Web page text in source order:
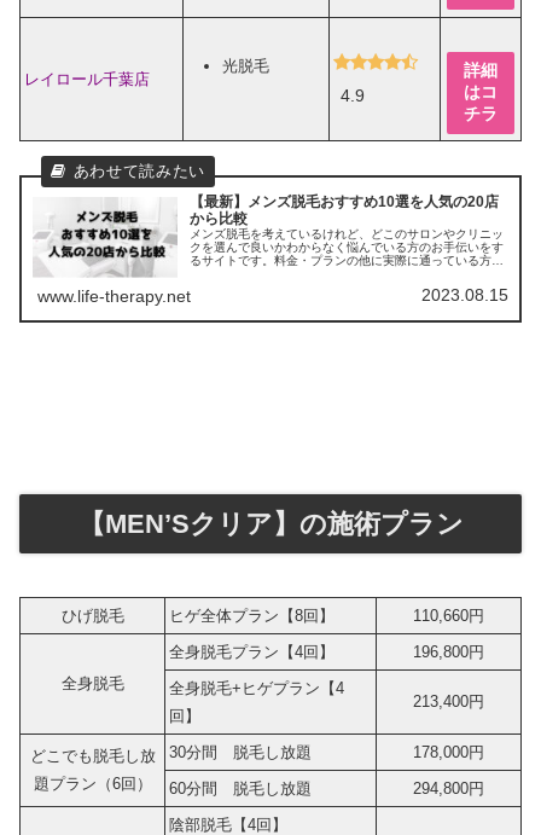
レイロール千葉店
光脱毛
4.9
詳細
はコ
チラ
【最新】メンズ脱毛おすすめ10選を人気の20店
から比較
メンズ脱毛を考えているけれど、どこのサロンやクリニッ
クを選んで良いかわからなく悩んでいる方のお手伝いをす
るサイトです。料金・プランの他に実際に通っている方の
www.life-therapy.net 2023.08.15
【MEN’Sクリア】の施術プラン
ひげ脱毛 ヒゲ全体プラン【8回】 110,660円
全身脱毛
全身脱毛プラン【4回】
196,800円
全身脱毛+ヒゲプラン【4
回】
213,400円
どこでも脱毛し放
題プラン（6回）
30分間 脱毛し放題
178,000円
60分間 脱毛し放題
294,800円
陰部脱毛【4回】